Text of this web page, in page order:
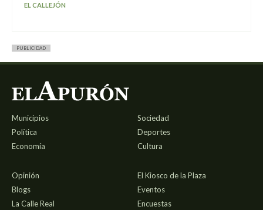
EL CALLEJÓN
PUBLICIDAD
Municipios
Política
Economía
Sociedad
Deportes
Cultura
Opinión
Blogs
La Calle Real
El Kiosco de la Plaza
Eventos
Encuestas